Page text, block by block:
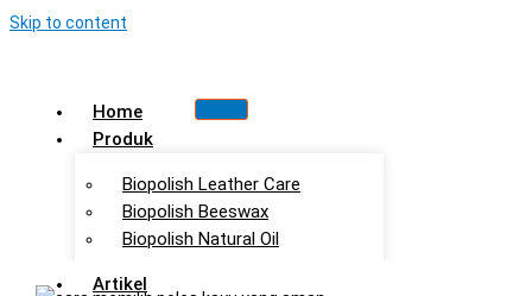
Skip to content
Home
Produk
Biopolish Leather Care
Biopolish Beeswax
Biopolish Natural Oil
Artikel